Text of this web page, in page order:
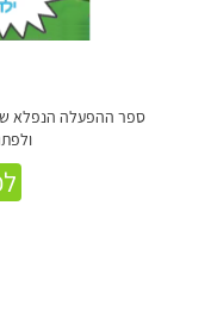
ספר ההפעלה הנפלא